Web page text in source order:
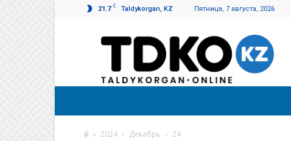
21.7 C Taldykorgan, KZ Пятница, 7 августа, 2026
Талдықорған
үй 2024 Декабрь 24